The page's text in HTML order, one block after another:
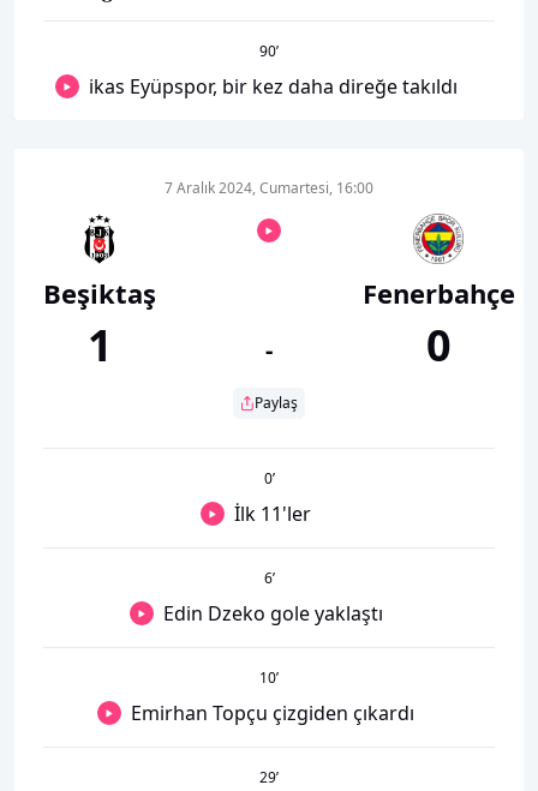
90’
ikas Eyüpspor, bir kez daha direğe takıldı
Beşiktaş
1
7 Aralık 2024, Cumartesi, 16:00
-
Paylaş
Fenerbahçe
0
0’
İlk 11'ler
6’
Edin Dzeko gole yaklaştı
10’
Emirhan Topçu çizgiden çıkardı
29’